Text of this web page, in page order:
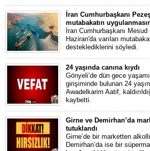
İran Cumhurbaşkanı
mutabakatın
İran Cumhurbaşkanı
Haziran'da varılan
desteklediklerini söyledi.
24 yaşında canına kıydı
Gönyeli’de dün gece
girişiminde bulunan 24
Awadelkarim Aatif,
kaybetti.
Girne ve Demirhan’da
tutuklandı
Girne’de bir marketten
Demirhan’da ise bir